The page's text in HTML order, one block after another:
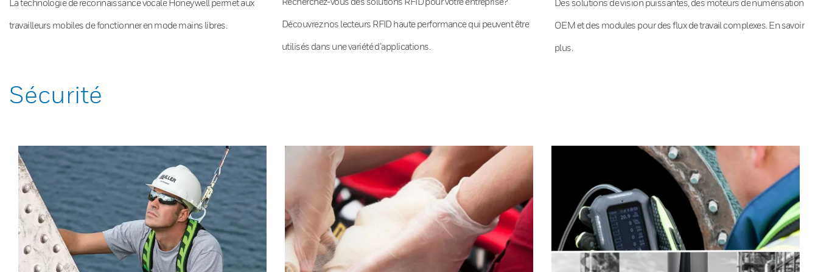
La technologie de reconnaissance vocale Honeywell permet aux
travailleurs mobiles de fonctionner en mode mains libres. Découvrez nos lecteurs RFID haute performance qui peuvent être
utilisés dans une variété d’applications.
Des solutions de vision puissantes, des moteurs de numérisation
OEM et des modules pour des flux de travail complexes. En savoir
plus.
Sécurité